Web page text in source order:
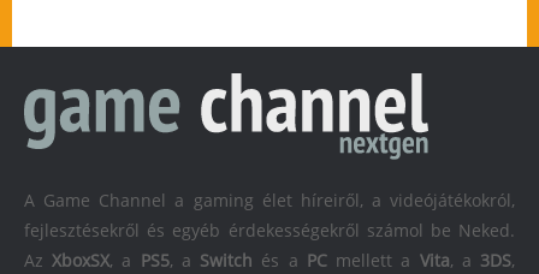
A Game Channel a gaming élet híreiről, a videójátékokról,
fejlesztésekről és egyéb érdekességekről számol be Neked.
AzXboxSX, a PS5, a Switch és a PCmellett a Vita, a 3DS,